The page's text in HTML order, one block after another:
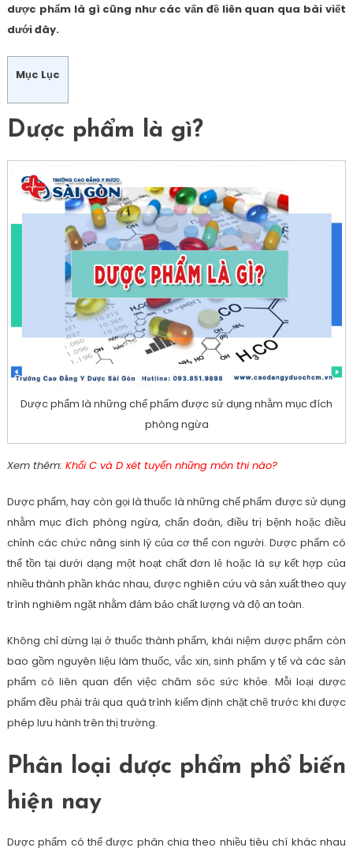
dược phẩm là gì cũng như các vấn đề liên quan qua bài viết
dưới đây.
Mục Lục
Dược phẩm là gì?
Dược phẩm là những chế phẩm được sử dụng nhằm mục đích
phòng ngừa
Xem thêm: Khối C và D xét tuyển những môn thi nào?
Dược phẩm, hay còn gọi là thuốc là những chế phẩm được sử dụng
nhằm mục đích phòng ngừa, chẩn đoán, điều trị bệnh hoặc điều
chỉnh các chức năng sinh lý của cơ thể con người. Dược phẩm có
thể tồn tại dưới dạng một hoạt chất đơn lẻ hoặc là sự kết hợp của
nhiều thành phần khác nhau, được nghiên cứu và sản xuất theo quy
trình nghiêm ngặt nhằm đảm bảo chất lượng và độ an toàn.
Không chỉ dừng lại ở thuốc thành phẩm, khái niệm dược phẩm còn
bao gồm nguyên liệu làm thuốc, vắc xin, sinh phẩm y tế và các sản
phẩm có liên quan đến việc chăm sóc sức khỏe. Mỗi loại dược
phẩm đều phải trải qua quá trình kiểm định chặt chẽ trước khi được
phép lưu hành trên thị trường.
Phân loại dược phẩm phổ biến
hiện nay
Dược phẩm có thể được phân chia theo nhiều tiêu chí khác nhau